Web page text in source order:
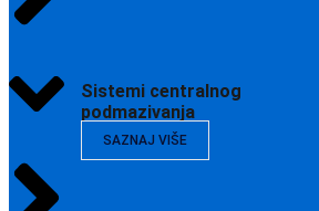
Sistemi centralnog
podmazivanja
SAZNAJ VIŠE